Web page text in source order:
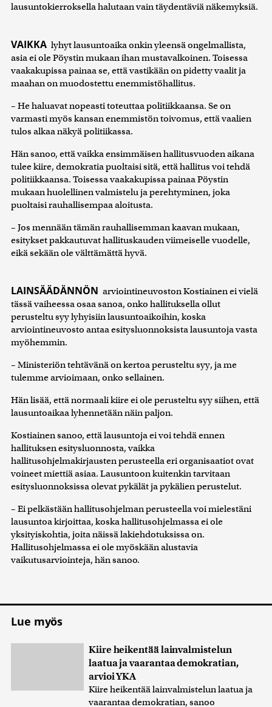
lausuntokierroksella halutaan vain täydentäviä näkemyksiä.
VAIKKA lyhyt lausuntoaika onkin yleensä ongelmallista,
asia ei ole Pöystin mukaan ihan mustavalkoinen. Toisessa
vaakakupissa painaa se, että vastikään on pidetty vaalit ja
maahan on muodostettu enemmistöhallitus.
– He haluavat nopeasti toteuttaa politiikkaansa. Se on
varmasti myös kansan enemmistön toivomus, että vaalien
tulos alkaa näkyä politiikassa.
Hän sanoo, että vaikka ensimmäisen hallitusvuoden aikana
tulee kiire, demokratia puoltaisi sitä, että hallitus voi tehdä
politiikkaansa. Toisessa vaakakupissa painaa Pöystin
mukaan huolellinen valmistelu ja perehtyminen, joka
puoltaisi rauhallisempaa aloitusta.
– Jos mennään tämän rauhallisemman kaavan mukaan,
esitykset pakkautuvat hallituskauden viimeiselle vuodelle,
eikä sekään ole välttämättä hyvä.
LAINSÄÄDÄNNÖN arviointineuvoston Kostiainen ei vielä
tässä vaiheessa osaa sanoa, onko hallituksella ollut
perusteltu syy lyhyisiin lausuntoaikoihin, koska
arviointineuvosto antaa esitysluonnoksista lausuntoja vasta
myöhemmin.
– Ministeriön tehtävänä on kertoa perusteltu syy, ja me
tulemme arvioimaan, onko sellainen.
Hän lisää, että normaali kiire ei ole perusteltu syy siihen, että
lausuntoaikaa lyhennetään näin paljon.
Kostiainen sanoo, että lausuntoja ei voi tehdä ennen
hallituksen esitysluonnosta, vaikka
hallitusohjelmakirjausten perusteella eri organisaatiot ovat
voineet miettiä asiaa. Lausuntoon kuitenkin tarvitaan
esitysluonnoksissa olevat pykälät ja pykälien perustelut.
– Ei pelkästään hallitusohjelman perusteella voi mielestäni
lausuntoa kirjoittaa, koska hallitusohjelmassa ei ole
yksityiskohtia, joita näissä lakiehdotuksissa on.
Hallitusohjelmassa ei ole myöskään alustavia
vaikutusarviointeja, hän sanoo.
Lue myös
Kiire heikentää lainvalmistelun
laatua ja vaarantaa demokratian,
arvioi YKA
Kiire heikentää lainvalmistelun laatua ja
vaarantaa demokratian, sanoo